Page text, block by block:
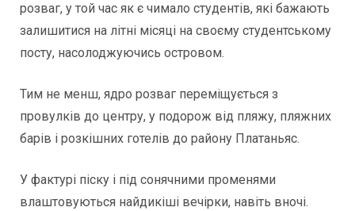
розваг, у той час як є чимало студентів, які бажають
залишитися на літні місяці на своєму студентському
посту, насолоджуючись островом.
Тим не менш, ядро розваг переміщується з
провулків до центру, у подорож від пляжу, пляжних
барів і розкішних готелів до району Платаньяс.
У фактурі піску і під сонячними променями
влаштовуються найдикіші вечірки, навіть вночі.